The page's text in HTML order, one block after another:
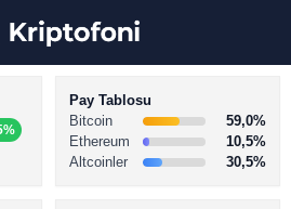
Pay Tablosu
Bitcoin
59,0%
Ethereum
10,5%
Altcoinler
30,5%